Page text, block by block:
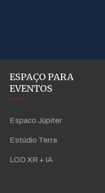
ESPAÇO PARA
EVENTOS
Espaco Júpiter
Estúdio Terra
LOD XR + IA